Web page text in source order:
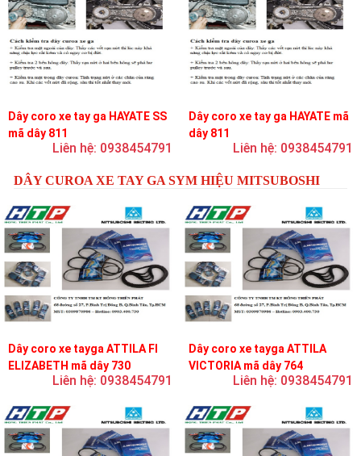
Dây coro xe tay ga HAYATE SS
mã dây 811
Liên hệ: 0938454791
Dây coro xe tay ga HAYATE mã
dây 811
Liên hệ: 0938454791
DÂY CUROA XE TAY GA SYM HIỆU MITSUBOSHI
Dây coro xe tayga ATTILA FI
ELIZABETH mã dây 730
Liên hệ: 0938454791
Dây coro xe tayga ATTILA
VICTORIA mã dây 764
Liên hệ: 0938454791